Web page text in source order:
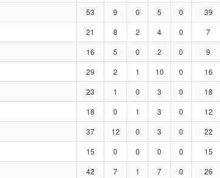
53 9 0 5 0 39
21 8 2 4 0 7
16 5 0 2 0 9
29 2 1 10 0 16
23 1 0 3 0 18
18 0 1 3 0 12
37 12 0 3 0 22
15 0 0 0 0 15
42 7 1 7 0 26